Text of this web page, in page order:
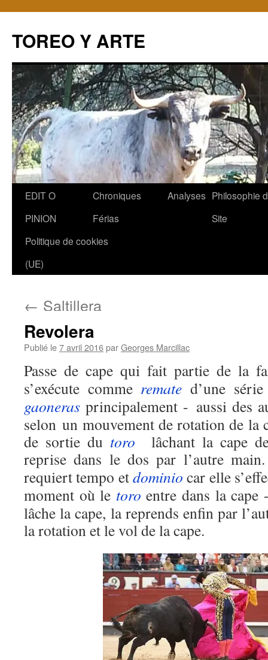
TOREO Y ARTE
Aller
contenu
EDIT O
PINION
Chroniques
Férias
Analyses Philosophie
Site
Politique de cookies
(UE)
← Saltillera
Revolera
Publié le7 avril 2016parGeorges Marcillac
Passe de cape qui fait partie de la
s’exécute comme remate d’une
gaoneras principalement - aussi des
selon un mouvement de rotation de la
de sortie du toro
lâchant la cape
reprise dans le dos par l’autre
requiert tempo etdominio car elle
moment où le toro entre dans la
lâche la cape, la reprends enfin par
la rotation et le vol de la cape.